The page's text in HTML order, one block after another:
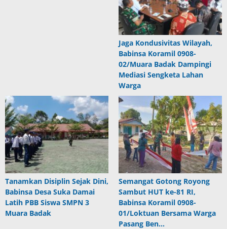
Jaga Kondusivitas Wilayah,
Babinsa Koramil 0908-
02/Muara Badak Dampingi
Mediasi Sengketa Lahan
Warga
Tanamkan Disiplin Sejak Dini,
Babinsa Desa Suka Damai
Latih PBB Siswa SMPN 3
Muara Badak
Semangat Gotong Royong
Sambut HUT ke-81 RI,
Babinsa Koramil 0908-
01/Loktuan Bersama Warga
Pasang Ben…